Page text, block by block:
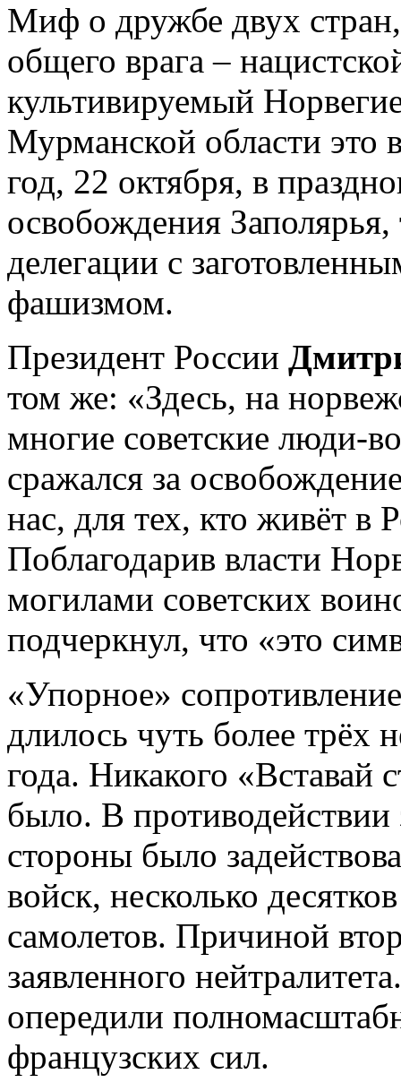
Миф о дружбе двух
общего врага –
культивируемый
Мурманской области это
год, 22 октября, в
освобождения
делегации с
фашизмом.
Президент России
том же: «Здесь, на
многие советские люди-
сражался за
нас, для тех, кто живёт в
Поблагодарив власти
могилами советских
подчеркнул, что «это
«Упорное»
длилось чуть более трёх
года. Никакого «Вставай
было. В противодействии
стороны было
войск, несколько
самолетов. Причиной
заявленного
опередили
французских сил.